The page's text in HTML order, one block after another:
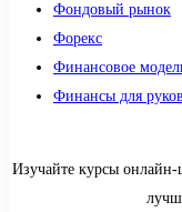
Фондовый рынок
Форекс
Финансовое
Финансы для
Изучайте курсы онлайн-